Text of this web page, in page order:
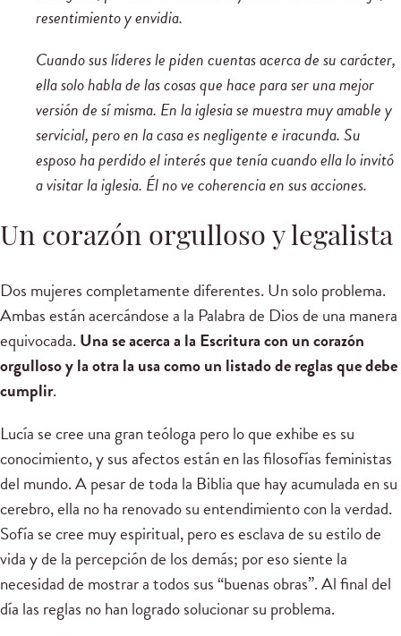
resentimiento y envidia.
Cuando sus líderes le piden cuentas acerca de su carácter,
ella solo habla de las cosas que hace para ser una mejor
versión de sí misma. En la iglesia se muestra muy amable y
servicial, pero en la casa es negligente e iracunda. Su
esposo ha perdido el interés que tenía cuando ella lo invitó
a visitar la iglesia. Él no ve coherencia en sus acciones.
Un corazón orgulloso y legalista
Dos mujeres completamente diferentes. Un solo problema.
Ambas están acercándose a la Palabra de Dios de una manera
equivocada. Una se acerca a la Escritura con un corazón
orgulloso y la otra la usa como un listado de reglas que debe
cumplir.
Lucía se cree una gran teóloga pero lo que exhibe es su
conocimiento, y sus afectos están en las filosofías feministas
del mundo. A pesar de toda la Biblia que hay acumulada en su
cerebro, ella no ha renovado su entendimiento con la verdad.
Sofía se cree muy espiritual, pero es esclava de su estilo de
vida y de la percepción de los demás; por eso siente la
necesidad de mostrar a todos sus “buenas obras”. Al final del
día las reglas no han logrado solucionar su problema.